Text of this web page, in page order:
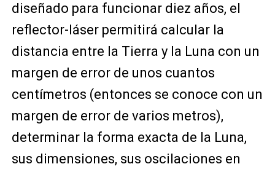
diseñado para funcionar diez años, el
reflector-láser permitirá calcular la
distancia entre la Tierra y la Luna con un
margen de error de unos cuantos
centímetros (entonces se conoce con un
margen de error de varios metros),
determinar la forma exacta de la Luna,
sus dimensiones, sus oscilaciones en